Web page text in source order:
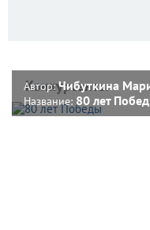
Конкурсанты
Автор:Чибуткина
Название: 80 лет